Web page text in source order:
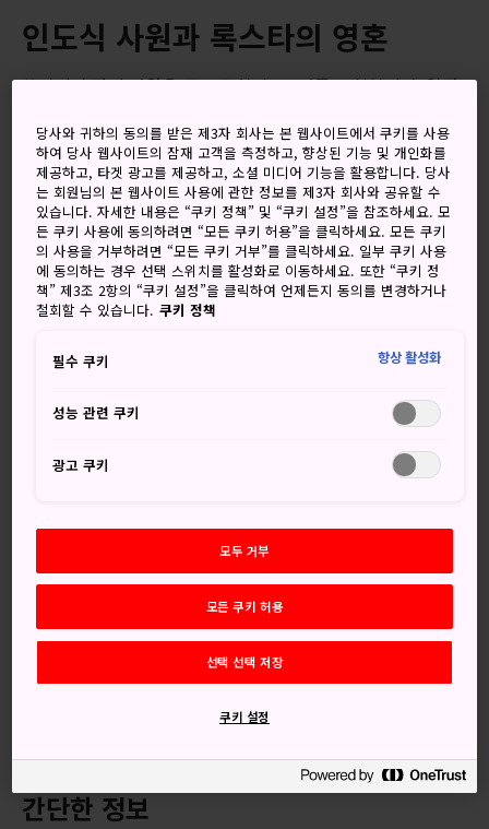
인도식 사원과 록스타의 영혼
쓰키지 혼간지 사원은 도쿄 도심 속 또 다른 보석입니다. 일반
한 특징을 볼 수 있습니다. 일본에서 가장 신도가 많은 불교 종
파, 정토진종에 관해 배우고 알아보세요.
영적인 요소들의 독특한 조합
일본 최고의 록스타를 위한 추모 공간
간단한 정보
당사와 귀하의 동의를 받은 제3자 회사는 본 웹사이트에서 쿠키를 사용
하여 당사 웹사이트의 잠재 고객을 측정하고, 향상된 기능 및 개인화를
제공하고, 타겟 광고를 제공하고, 소셜 미디어 기능을 활용합니다. 당사
는 회원님의 본 웹사이트 사용에 관한 정보를 제3자 회사와 공유할 수
있습니다. 자세한 내용은 “쿠키 정책” 및 “쿠키 설정”을 참조하세요. 모
든 쿠키 사용에 동의하려면 “모든 쿠키 허용”을 클릭하세요. 모든 쿠키
의 사용을 거부하려면 “모든 쿠키 거부”를 클릭하세요. 일부 쿠키 사용
에 동의하는 경우 선택 스위치를 활성화로 이동하세요. 또한 “쿠키 정
책” 제3조 2항의 “쿠키 설정”을 클릭하여 언제든지 동의를 변경하거나
철회할 수 있습니다. 쿠키 정책
필수 쿠키 항상 활성화
성능 관련 쿠키
광고 쿠키
모두 거부
모든 쿠키 허용
선택 선택 저장
쿠키 설정